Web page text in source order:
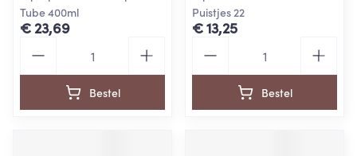
Tube 400ml
€ 23,69
Bestel
Puistjes 22
€ 13,25
Bestel